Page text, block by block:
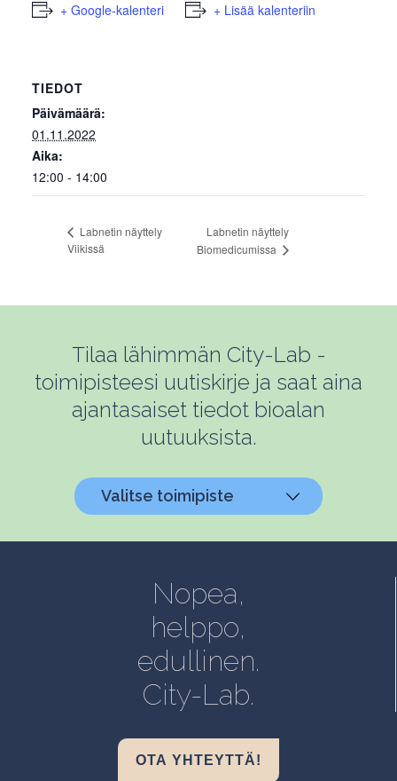
+ Google-kalenteri + Lisää kalenteriin
TIEDOT
Päivämäärä:
01.11.2022
Aika:
12:00 - 14:00
Labnetin näyttely
Viikissä
Labnetin näyttely
Biomedicumissa
Tilaa lähimmän City-Lab -
toimipisteesi uutiskirje ja saat aina
ajantasaiset tiedot bioalan
uutuuksista.
Valitse toimipiste
Helsinki, Biokeskus 1
Kuopio, Snellmania
Oulu, Aapistie
Turku, BioCity
Nopea,
helppo,
edullinen.
City-Lab.
OTA YHTEYTTÄ!